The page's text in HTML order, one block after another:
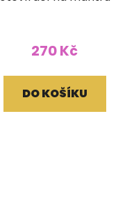
270 Kč
DO KOŠÍKU